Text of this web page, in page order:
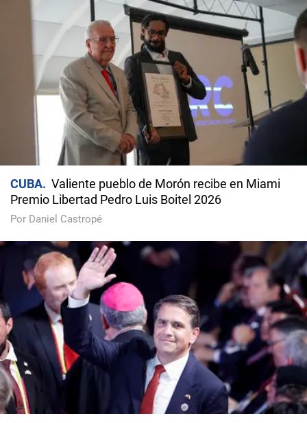
CUBA
Valiente pueblo de Morón recibe en Miami
Premio Libertad Pedro Luis Boitel 2026
Por Daniel Castropé